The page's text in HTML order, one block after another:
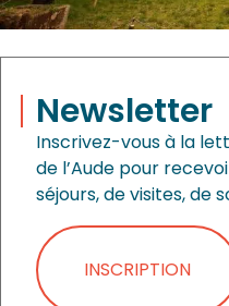
Newsletter
Inscrivez-vous à la
de l’Aude pour
séjours, de visites, de
INSCRIPTION